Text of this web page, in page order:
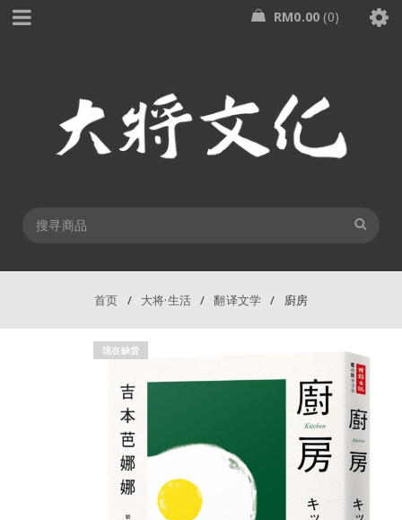
RM0.00 0
首页 / 大将·生活 / 翻译文学 / 廚房
现在缺货